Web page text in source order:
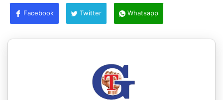
Facebook Twitter Whatsapp